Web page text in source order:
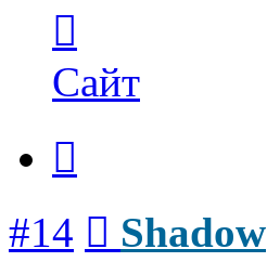
пользователя
Shadow
Сайт
#14 Shadow